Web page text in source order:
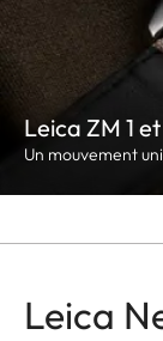
Leica ZM 1
Un mouvement
Leica